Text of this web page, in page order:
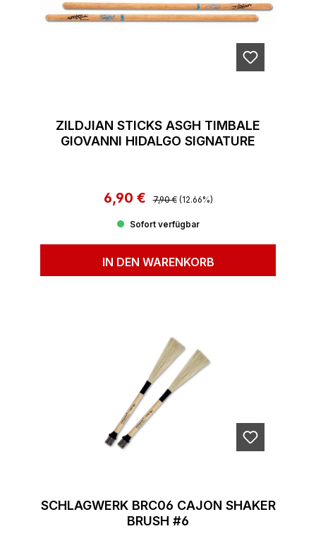
ZILDJIAN STICKS ASGH TIMBALE
GIOVANNI HIDALGO SIGNATURE
Verkaufspreis:
6,90 € Regulärer Preis:
7,90 € (12.66%)
Sofort verfügbar
IN DEN WARENKORB
SCHLAGWERK BRC06 CAJON SHAKER
BRUSH #6